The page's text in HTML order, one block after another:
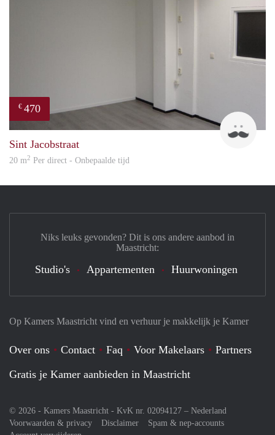
€ 470
Sint Jacobstraat
20 m2 Per direct - Onbepaalde tijd
Op Kamers Maastricht vind en verhuur je makkelijk je Kamer
Over ons Contact Faq Voor Makelaars
Partners
Gratis je Kamer aanbieden in Maastricht
© 2026 - Kamers Maastricht - KvK nr. 02094127 – Nederland
Voorwaarden & privacy
Disclaimer
Spam & nep-accounts
Niks leuks gevonden? Dit is ons andere aanbod in
Maastricht:
Studio's Appartementen Huurwoningen